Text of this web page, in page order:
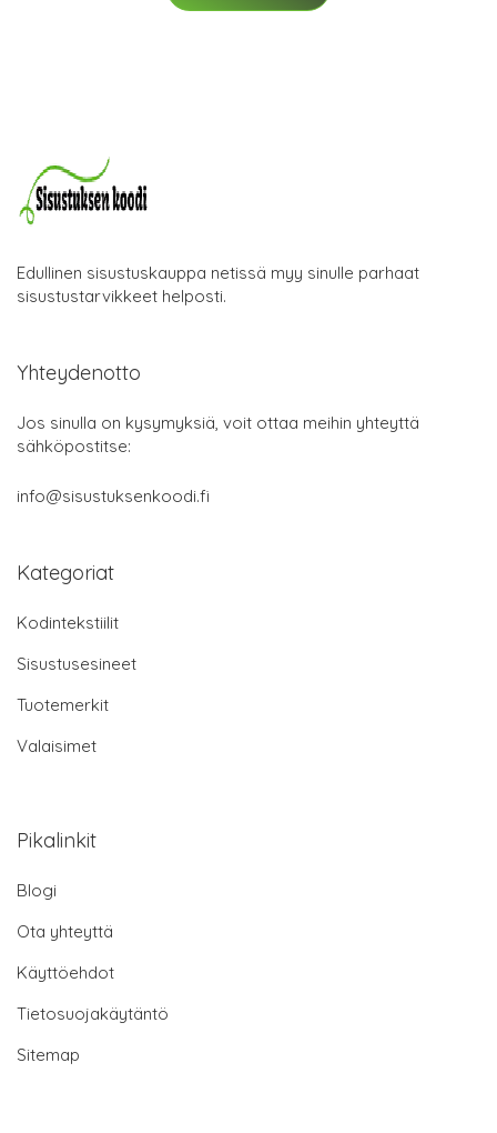
Edullinen sisustuskauppa netissä myy sinulle parhaat
sisustustarvikkeet helposti.
Yhteydenotto
Jos sinulla on kysymyksiä, voit ottaa meihin yhteyttä
sähköpostitse:
info@sisustuksenkoodi.fi
Kategoriat
Kodintekstiilit
Sisustusesineet
Tuotemerkit
Valaisimet
Pikalinkit
Blogi
Ota yhteyttä
Käyttöehdot
Tietosuojakäytäntö
Sitemap